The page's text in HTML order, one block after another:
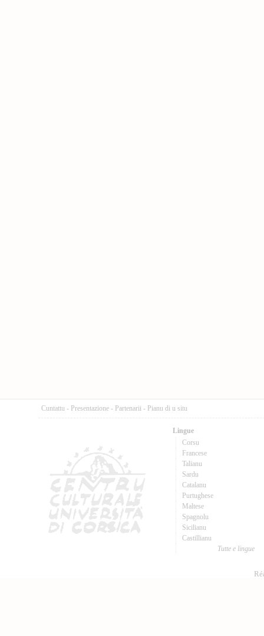
Cuntattu - Presentazione - Partenarii - Pianu di u situ
Lingue
Corsu
Francese
Talianu
Sardu
Catalanu
Purtughese
Maltese
Spagnolu
Sicilianu
Castillianu
Tutte e lingue